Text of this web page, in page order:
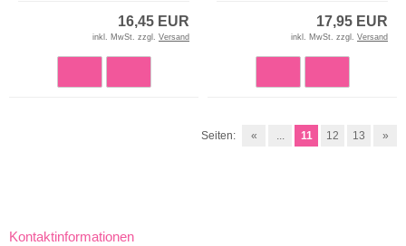
16,45 EUR
inkl. MwSt. zzgl. Versand
17,95 EUR
inkl. MwSt. zzgl. Versand
Seiten: « ... 11 12 13 »
Kontaktinformationen